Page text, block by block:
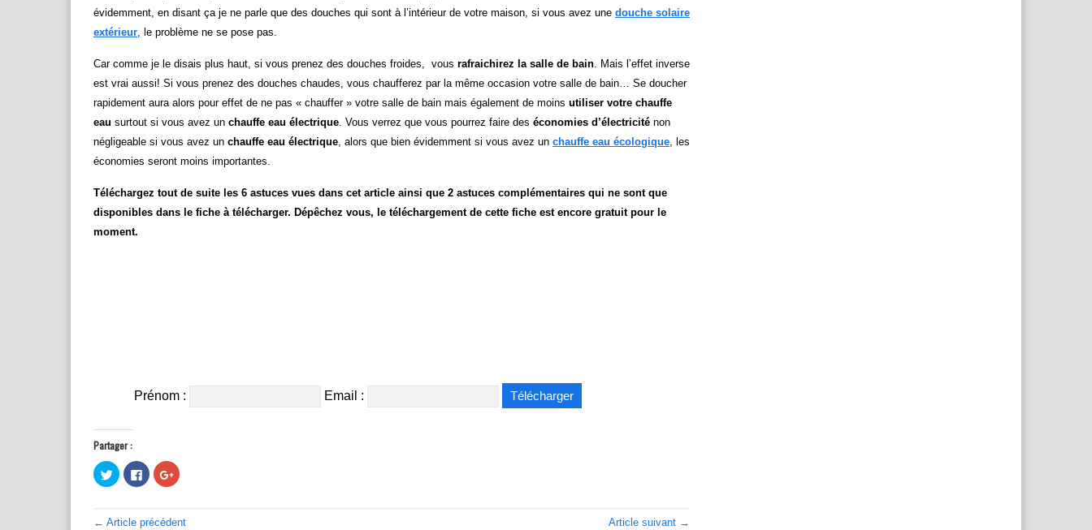
évidemment, en disant ça je ne parle que des douches qui sont à l’intérieur de votre maison, si vous avez une douche solaire
extérieur, le problème ne se pose pas.
Car comme je le disais plus haut, si vous prenez des douches froides, vous rafraichirez la salle de bain. Mais l’effet inverse
est vrai aussi! Si vous prenez des douches chaudes, vous chaufferez par la même occasion votre salle de bain… Se doucher
rapidement aura alors pour effet de ne pas « chauffer » votre salle de bain mais également de moins utiliser votre chauffe
eau surtout si vous avez un chauffe eau électrique. Vous verrez que vous pourrez faire des économies d’électricité non
négligeable si vous avez un chauffe eau électrique, alors que bien évidemment si vous avez un chauffe eau écologique, les
économies seront moins importantes.
Téléchargez tout de suite les 6 astuces vues dans cet article ainsi que 2 astuces complémentaires qui ne sont que
disponibles dans le fiche à télécharger. Dépêchez vous, le téléchargement de cette fiche est encore gratuit pour le
moment.
Prénom : Email :
Partager :
C
l
e
C
l
e
C
l
e
← Article précédent Article suivant →